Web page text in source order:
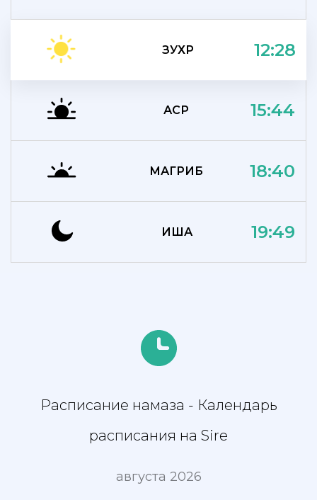
ЗУХР 12:28
АСР 15:44
МАГРИБ 18:40
ИША 19:49
Расписание намаза - Календарь
расписания на Sire
августа 2026